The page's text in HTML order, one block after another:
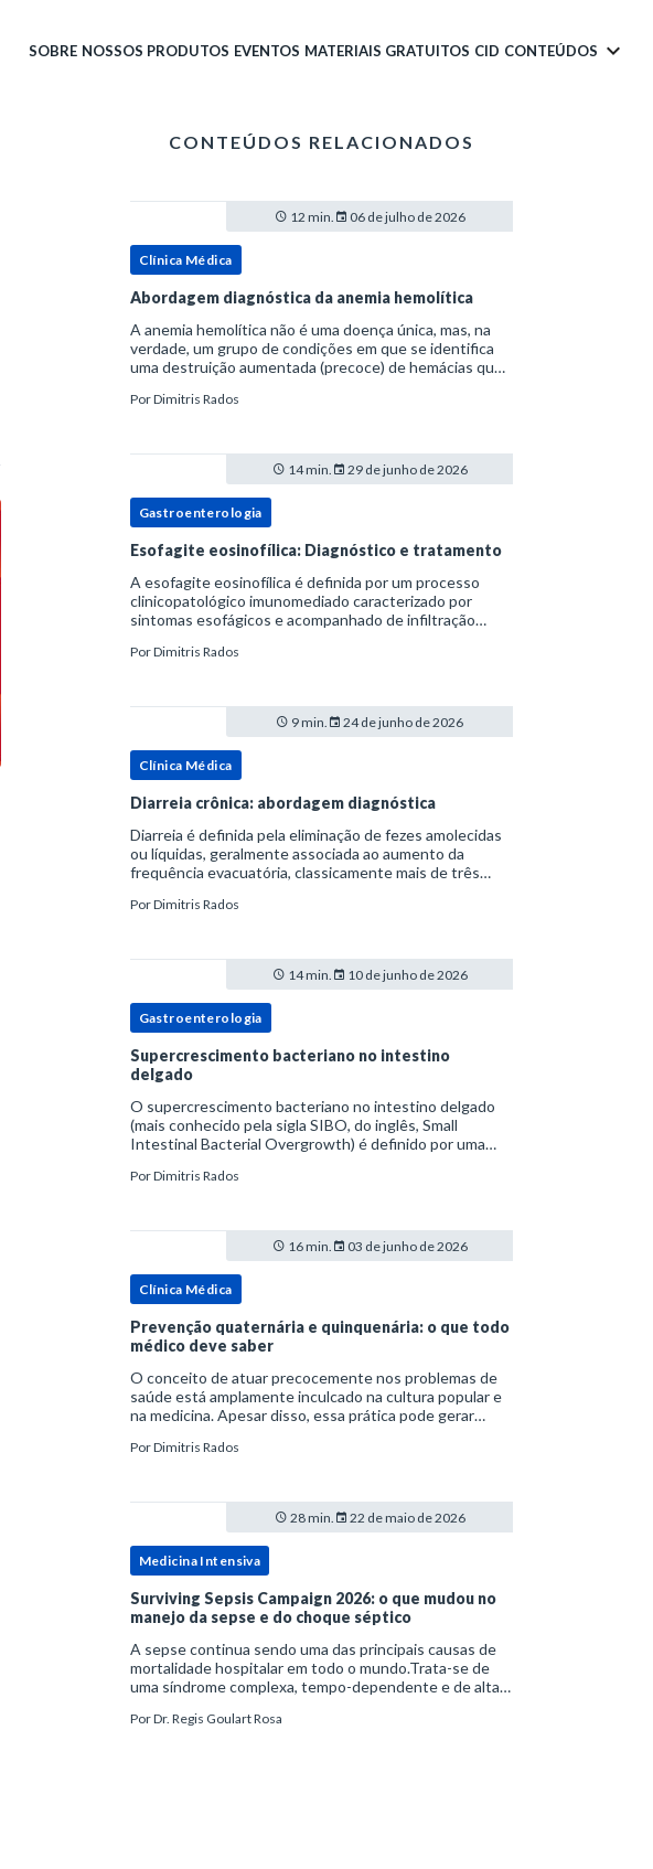
SOBRE NOSSOS PRODUTOS EVENTOS MATERIAIS GRATUITOS CID CONTEÚDOS
CONTEÚDOS RELACIONADOS
12 min. 06 de julho de 2026
Clínica Médica
Abordagem diagnóstica da anemia hemolítica
A anemia hemolítica não é uma doença única, mas, na
verdade, um grupo de condições em que se identifica
uma destruição aumentada (precoce) de hemácias que
óssea.Como a vida média normal da hemácia é de apro
PorDimitris Rados
14 min. 29 de junho de 2026
Gastroenterologia
Esofagite eosinofílica: Diagnóstico e tratamento
A esofagite eosinofílica é definida por um processo
clinicopatológico imunomediado caracterizado por
sintomas esofágicos e acompanhado de infiltração
dentro do espectro da doença do refluxo gastr
PorDimitris Rados
9 min. 24 de junho de 2026
Clínica Médica
Diarreia crônica: abordagem diagnóstica
Diarreia é definida pela eliminação de fezes amolecidas
ou líquidas, geralmente associada ao aumento da
frequência evacuatória, classicamente mais de três
prática, a consistência das fezes costuma s
PorDimitris Rados
14 min. 10 de junho de 2026
Gastroenterologia
Supercrescimento bacteriano no intestino
delgado
O supercrescimento bacteriano no intestino delgado
(mais conhecido pela sigla SIBO, do inglês, Small
Intestinal Bacterial Overgrowth) é definido por uma
específica de disbiose do trato digestivo. P
PorDimitris Rados
16 min. 03 de junho de 2026
Clínica Médica
Prevenção quaternária e quinquenária: o que todo
médico deve saber
O conceito de atuar precocemente nos problemas de
saúde está amplamente inculcado na cultura popular e
na medicina. Apesar disso, essa prática pode gerar
tratamentos podem advir de prevenção excessiva
PorDimitris Rados
28 min. 22 de maio de 2026
Medicina Intensiva
Surviving Sepsis Campaign 2026: o que mudou no
manejo da sepse e do choque séptico
A sepse continua sendo uma das principais causas de
mortalidade hospitalar em todo o mundo.Trata-se de
uma síndrome complexa, tempo-dependente e de alta
manejo estruturado são determinantes para o desfe
PorDr. Regis Goulart Rosa